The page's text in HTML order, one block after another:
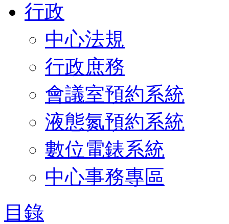
行政
中心法規
行政庶務
會議室預約系統
液態氮預約系統
數位電錶系統
中心事務專區
目錄